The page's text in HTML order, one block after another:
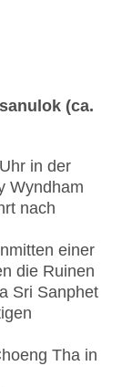
(ca.
in der
Wyndham
nach
einer
die Ruinen
Sri Sanphet
Tha in